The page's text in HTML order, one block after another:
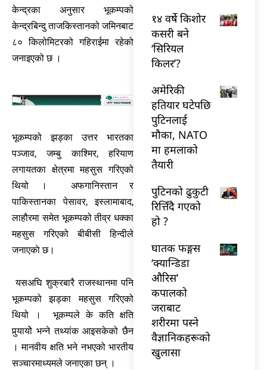
केन्द्रका अनुसार भूकम्पको
केन्द्रबिन्दु ताजकिस्तानको जमिनबाट
८० किलोमिटरको गहिराईमा रहेको
जनाइएको छ ।
भूकम्पको झड्का उत्तर भारतका
पञ्जाव, जम्बु काश्मिर, हरियाण
लगायतका क्षेत्रमा महसुस गरिएको
थियो । अफगानिस्तान र
पाकिस्तानका पेसावर, इस्लामाबाद,
लाहौरमा समेत भूकम्पको तीव्र धक्का
महसुस गरिएको बीबीसी हिन्दीले
जनाएकाे छ।
यसअघि शुक्रबारै राजस्थानमा पनि
भूकम्पको झड्का महसुस गरिएको
थियो । भूकम्पले के कति क्षति
पुर्‍यायोे भन्ने तथ्यांक आइसकेको छैन
। मानवीय क्षति भने नभएको भारतीय
सञ्चारमाध्यमले जनाएका छन् ।
१४ वर्षे किशोर
कसरी बने
‘सिरियल
किलर’?
अमेरिकी
हतियार घटेपछि
पुटिनलाई
मौका, NATO
मा हमलाको
तैयारी
पुटिनको ढुकुटी
रित्तिँदै गएको
हो ?
घातक फङ्गस
‘क्यान्डिडा
औरिस’
कपालको
जराबाट
शरीरमा पस्ने
वैज्ञानिकहरूको
खुलासा